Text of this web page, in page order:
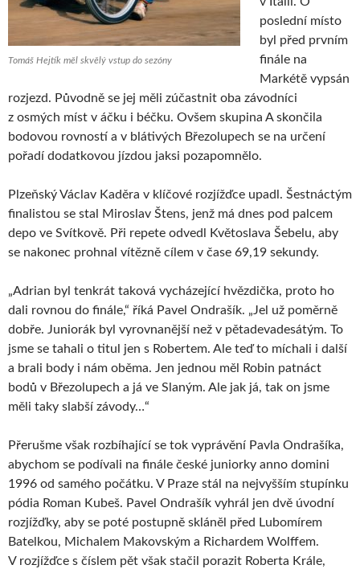
Tomáš Hejtík měl skvělý vstup do sezóny
poslední místo
byl před prvním
finále na
Markétě vypsán
rozjezd. Původně se jej měli zúčastnit oba závodníci
z osmých míst v áčku i béčku. Ovšem skupina A skončila
bodovou rovností a v blátivých Březolupech se na určení
pořadí dodatkovou jízdou jaksi pozapomnělo.
Plzeňský Václav Kaděra v klíčové rozjížďce upadl. Šestnáctým
finalistou se stal Miroslav Štens, jenž má dnes pod palcem
depo ve Svítkově. Při repete odvedl Květoslava Šebelu, aby
se nakonec prohnal vítězně cílem v čase 69,19 sekundy.
„Adrian byl tenkrát taková vycházející hvězdička, proto ho
dali rovnou do finále,“ říká Pavel Ondrašík. „Jel už poměrně
dobře. Juniorák byl vyrovnanější než v pětadevadesátým. To
jsme se tahali o titul jen s Robertem. Ale teď to míchali i další
a brali body i nám oběma. Jen jednou měl Robin patnáct
bodů v Březolupech a já ve Slaným. Ale jak já, tak on jsme
měli taky slabší závody…“
Přerušme však rozbíhající se tok vyprávění Pavla Ondrašíka,
abychom se podívali na finále české juniorky anno domini
1996 od samého počátku. V Praze stál na nejvyšším stupínku
pódia Roman Kubeš. Pavel Ondrašík vyhrál jen dvě úvodní
rozjížďky, aby se poté postupně skláněl před Lubomírem
Batelkou, Michalem Makovským a Richardem Wolffem.
V rozjížďce s číslem pět však stačil porazit Roberta Krále,